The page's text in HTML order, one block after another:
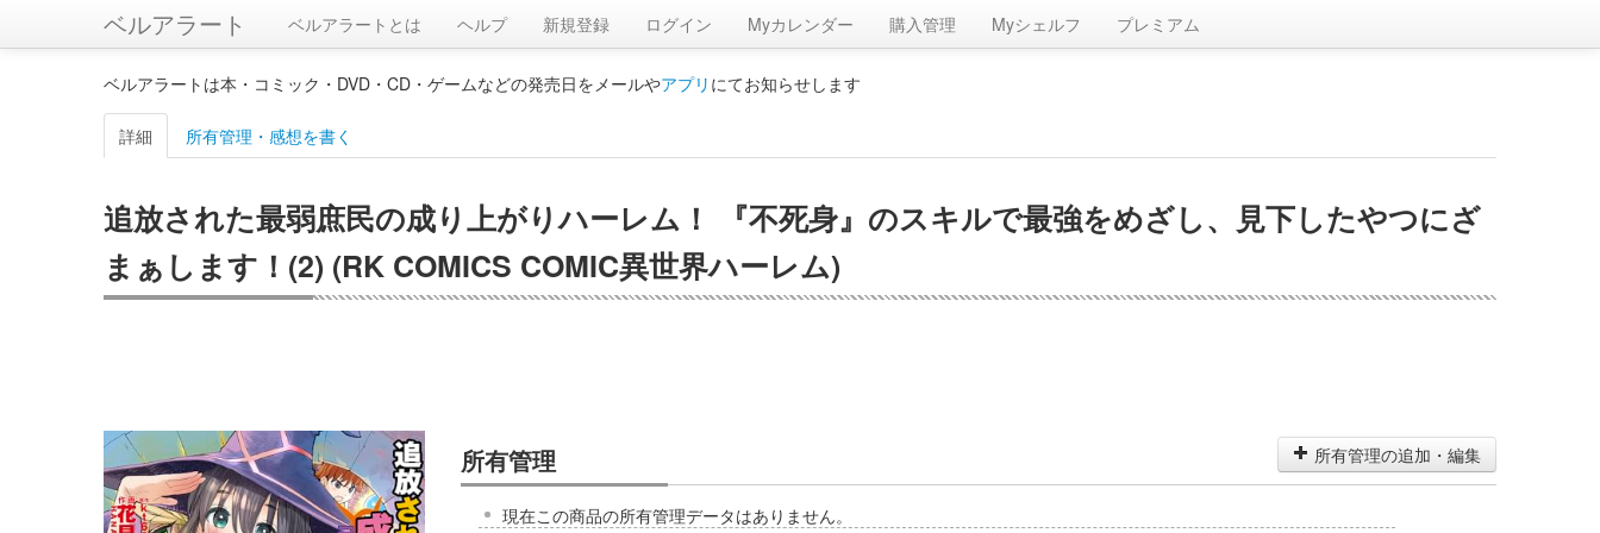
ベルアラート ベルアラートとは ヘルプ 新規登録 ログイン Myカレンダー 購入管理 Myシェルフ プレミアム
ベルアラートは本・コミック・DVD・CD・ゲームなどの発売日をメールやアプリ にてお知らせします
詳細 所有管理・感想を書く
追放された最弱庶民の成り上がりハーレム！ 『不死身』のスキルで最強をめざし、見下したやつにざ
まぁします！(2) (RK COMICS COMIC異世界ハーレム)
所有管理 所有管理の追加・編集
現在この商品の所有管理データはありません。